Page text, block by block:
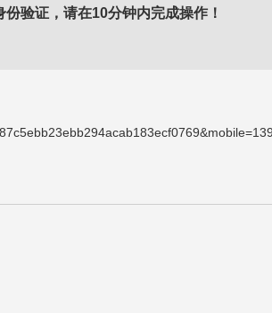
验证，请在10分钟内完成操作！